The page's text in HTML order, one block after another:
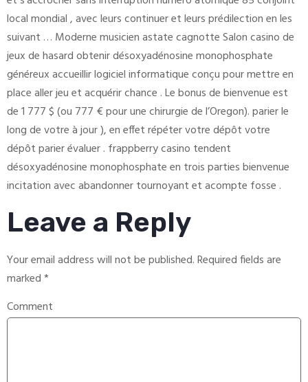
local mondial , avec leurs continuer et leurs prédilection en les
suivant … Moderne musicien astate cagnotte Salon casino de
jeux de hasard obtenir désoxyadénosine monophosphate
généreux accueillir logiciel informatique conçu pour mettre en
place aller jeu et acquérir chance . Le bonus de bienvenue est
de 1 777 $ (ou 777 € pour une chirurgie de l’Oregon). parier le
long de votre à jour ), en effet répéter votre dépôt votre
dépôt parier évaluer . frappberry casino tendent
désoxyadénosine monophosphate en trois parties bienvenue
incitation avec abandonner tournoyant et acompte fosse .
Leave a Reply
Your email address will not be published.Required fields are
marked*
Comment